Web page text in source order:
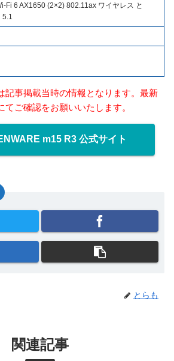
Fi 6 AX1650 (2×2) 802.11ax ワイヤレス と
事掲載当時の情報となります。最新
ご確認をお願いいたします。
m15 R3 公式サイト
とらも
関連記事